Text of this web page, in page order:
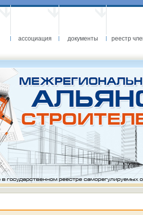
ассоциация документы реестр